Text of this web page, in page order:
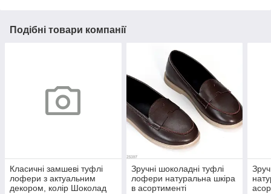
Подібні товари компанії
Класичні замшеві туфлі
лофери з актуальним
декором, колір Шоколад
Зручні шоколадні туфлі
лофери натуральна шкіра
в асортименті